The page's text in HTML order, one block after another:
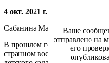
4 окт. 2021 г.
Сабанина Маргарита
В прошлом году водила дочку
странном воспалении на
Ваше
отправлено на
его